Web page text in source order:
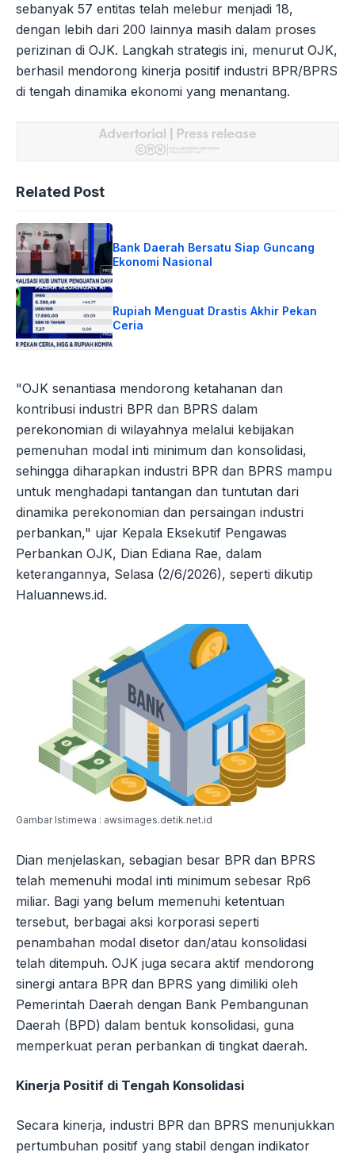
sebanyak 57 entitas telah melebur menjadi 18,
dengan lebih dari 200 lainnya masih dalam proses
perizinan di OJK. Langkah strategis ini, menurut OJK,
berhasil mendorong kinerja positif industri BPR/BPRS
di tengah dinamika ekonomi yang menantang.
Related Post
Bank Daerah Bersatu Siap Guncang
Ekonomi Nasional
Rupiah Menguat Drastis Akhir Pekan
Ceria
"OJK senantiasa mendorong ketahanan dan
kontribusi industri BPR dan BPRS dalam
perekonomian di wilayahnya melalui kebijakan
pemenuhan modal inti minimum dan konsolidasi,
sehingga diharapkan industri BPR dan BPRS mampu
untuk menghadapi tantangan dan tuntutan dari
dinamika perekonomian dan persaingan industri
perbankan," ujar Kepala Eksekutif Pengawas
Perbankan OJK, Dian Ediana Rae, dalam
keterangannya, Selasa (2/6/2026), seperti dikutip
Haluannews.id.
Gambar Istimewa : awsimages.detik.net.id
Dian menjelaskan, sebagian besar BPR dan BPRS
telah memenuhi modal inti minimum sebesar Rp6
miliar. Bagi yang belum memenuhi ketentuan
tersebut, berbagai aksi korporasi seperti
penambahan modal disetor dan/atau konsolidasi
telah ditempuh. OJK juga secara aktif mendorong
sinergi antara BPR dan BPRS yang dimiliki oleh
Pemerintah Daerah dengan Bank Pembangunan
Daerah (BPD) dalam bentuk konsolidasi, guna
memperkuat peran perbankan di tingkat daerah.
Kinerja Positif di Tengah Konsolidasi
Secara kinerja, industri BPR dan BPRS menunjukkan
pertumbuhan positif yang stabil dengan indikator